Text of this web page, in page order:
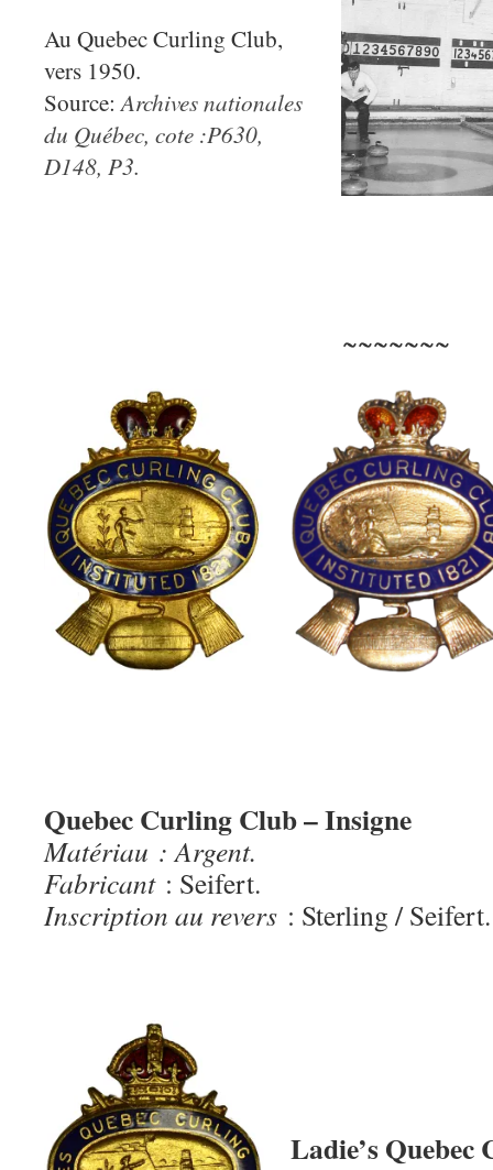
Au Quebec Curling Club,
vers 1950.
Source:Archives nationales
du Québec, cote :P630,
D148, P3.
~~~~~~~
Quebec Curling Club – Insigne
Matériau : Argent.
Fabricant: Seifert.
Inscription au revers : Sterling / Seifert.
Ladie’s